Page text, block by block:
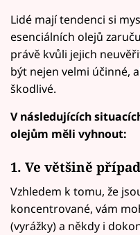
Lidé mají tendenci si
esenciálních olejů
právě kvůli jejich
být nejen velmi účinné,
škodlivé.
V následujících
olejům měli vyhnout:
1. Ve většině
Vzhledem k tomu, že
koncentrované, vám
(vyrážky) a někdy i